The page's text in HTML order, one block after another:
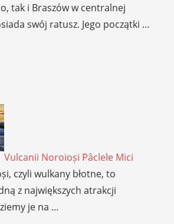
tak i Braszów w centralnej
swój ratusz. Jego początki …
Vulcanii Noroioși Pâclele Mici
czyli wulkany błotne, to
z największych atrakcji
je na …